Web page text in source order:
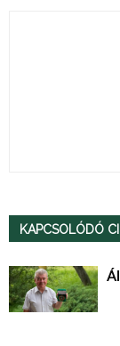
KAPCSOLÓDÓ